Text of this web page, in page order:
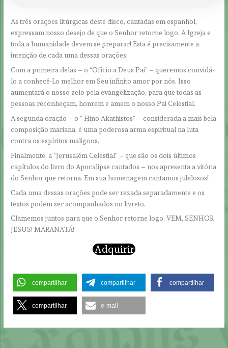
As três orações litúrgicas deste disco, cantadas em espanhol,
expressam nosso desejo de que o Senhor retorne logo. A Igreja e
toda a humanidade devem se preparar! Esta é precisamente a
intenção de cada uma dessas orações.
Com a primeira delas – o “Ofício a Deus Pai” – queremos convidá-
lo a conhecê-Lo melhor em Seu infinito amor por nós. Isso
aumentará o nosso zelo pela evangelização, para que todas as
pessoas reconheçam, honrem e amem o nosso Pai Celestial.
A segunda oração – o ” Hino Akathistos” – considerada a mais bela
composição mariana, é uma poderosa arma espiritual na luta
contra os espíritos malignos.
Finalmente, a “Jerusalém Celestial” – que são os dois últimos
capítulos do livro do Apocalipse cantados – nos apresenta a vitória
do Senhor que retorna. Em sua homenagem cantamos jubilosos!
Cada uma dessas orações pode ser rezada separadamente e os
textos podem ser acompanhados no livreto.
Clamemos juntos para que o Senhor retorne logo: VEM, SENHOR
JESUS! MARANATÁ!
Adquirir
compartilhar compartilhar compartilhar
compartilhar e-mail